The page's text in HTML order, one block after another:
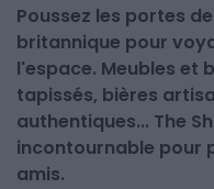
Poussez les portes
britannique pour
l'espace. Meubles et
tapissés, bières
authentiques... The
incontournable pour
amis.